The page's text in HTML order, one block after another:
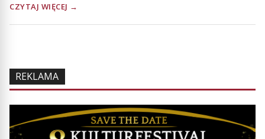
CZYTAJ WIĘCEJ →
REKLAMA